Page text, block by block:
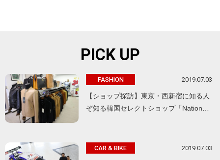
PICK UP
FASHION 2019.07.03
【ショップ探訪】東京・西新宿に知る人
ぞ知る韓国セレクトショップ「Nation…
CAR & BIKE 2019.07.03